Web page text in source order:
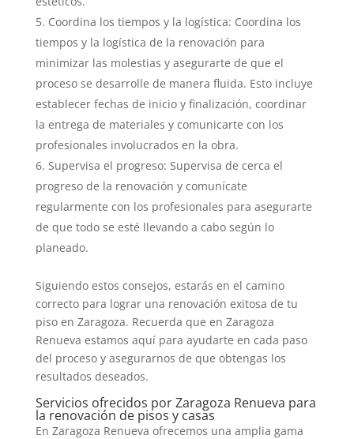
Coordina los tiempos y la logística: Coordina los
tiempos y la logística de la renovación para
minimizar las molestias y asegurarte de que el
proceso se desarrolle de manera fluida. Esto incluye
establecer fechas de inicio y finalización, coordinar
la entrega de materiales y comunicarte con los
profesionales involucrados en la obra.
Supervisa el progreso: Supervisa de cerca el
progreso de la renovación y comunícate
regularmente con los profesionales para asegurarte
de que todo se esté llevando a cabo según lo
planeado.
Siguiendo estos consejos, estarás en el camino
correcto para lograr una renovación exitosa de tu
piso en Zaragoza. Recuerda que en Zaragoza
Renueva estamos aquí para ayudarte en cada paso
del proceso y asegurarnos de que obtengas los
resultados deseados.
Servicios ofrecidos por Zaragoza Renueva para
la renovación de pisos y casas
En Zaragoza Renueva ofrecemos una amplia gama